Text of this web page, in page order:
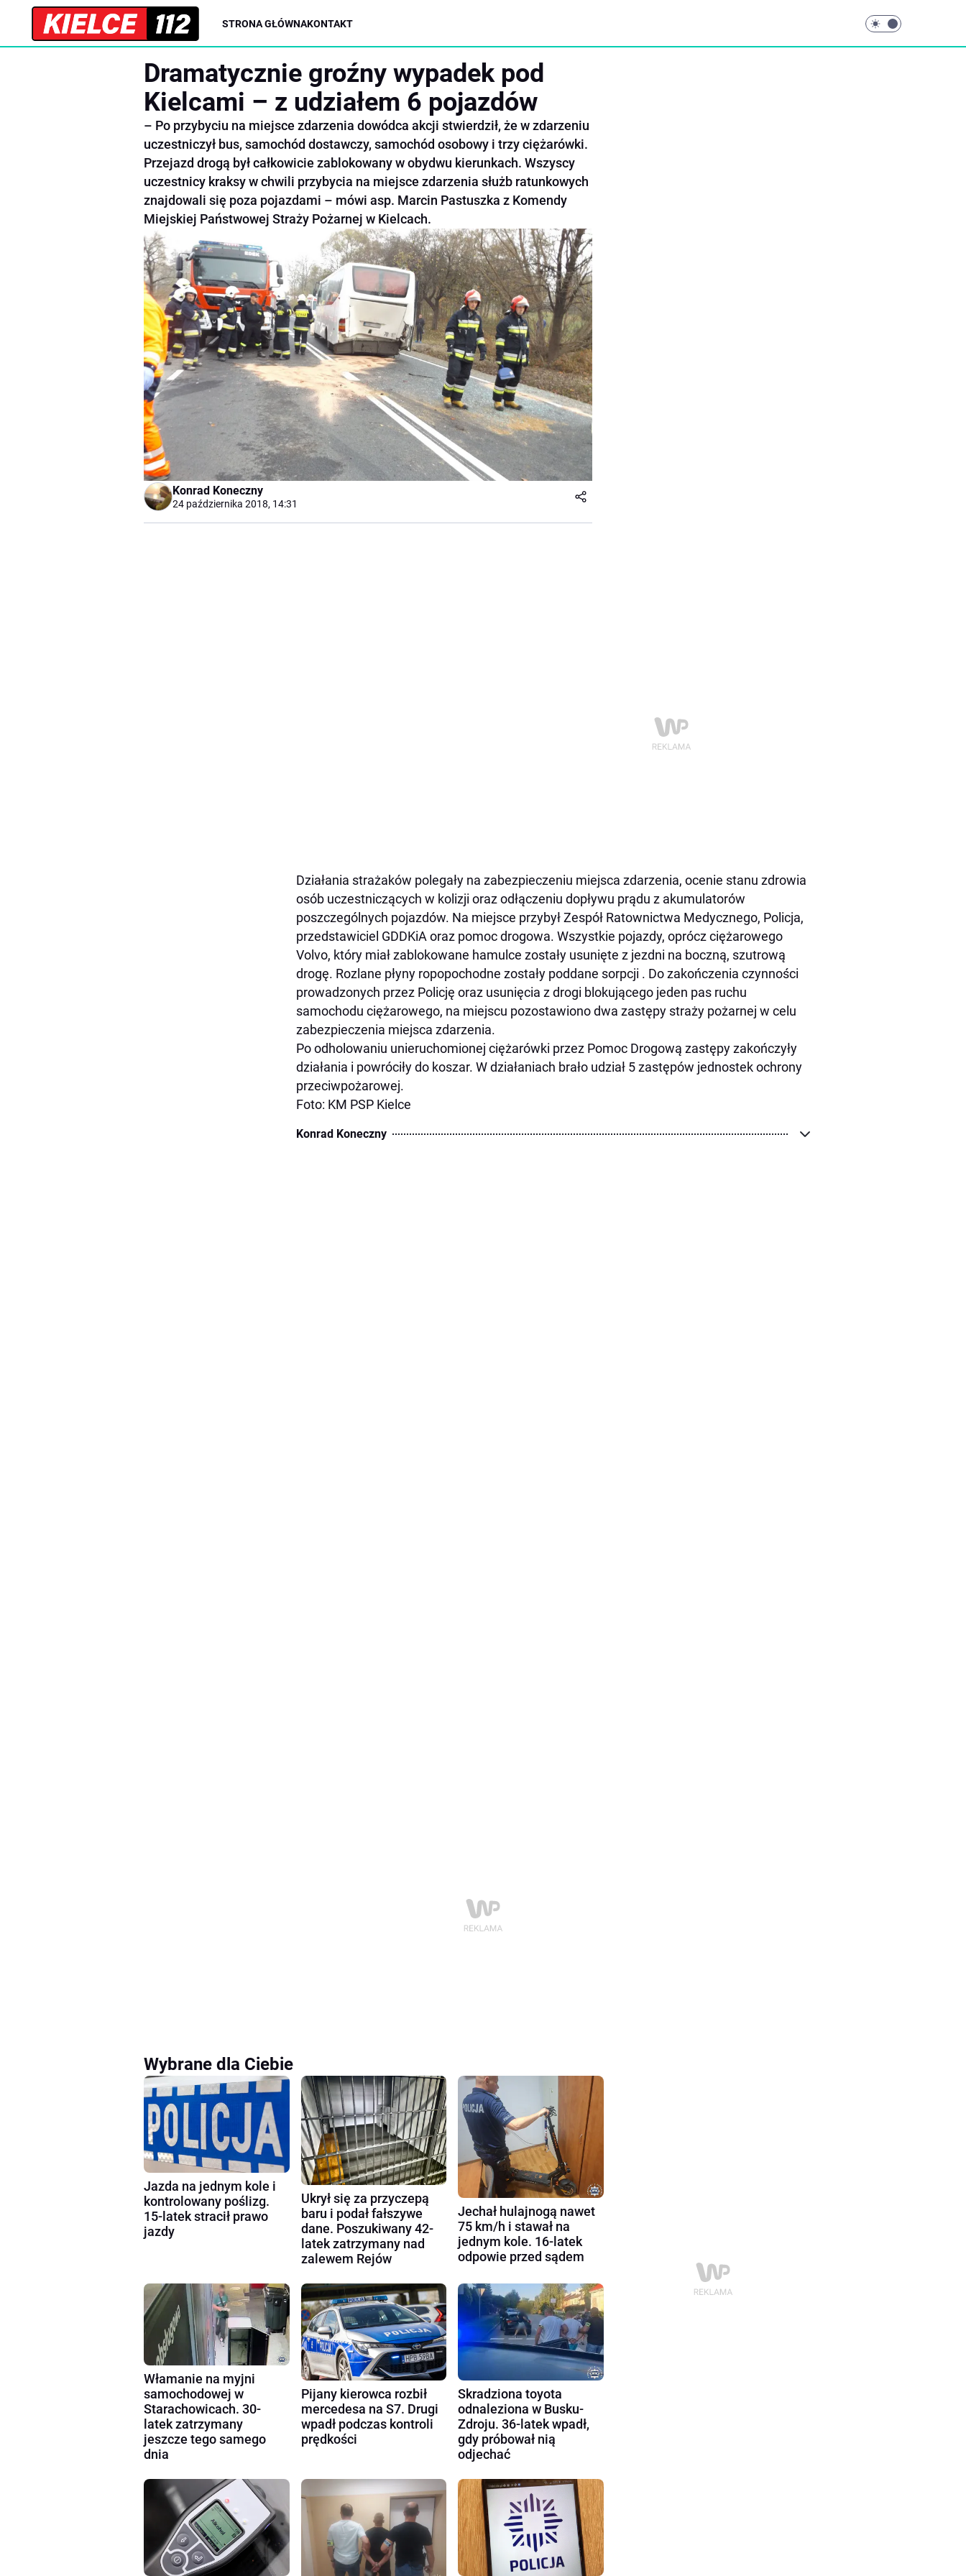
STRONA GŁÓWNAKONTAKT
Dramatycznie groźny wypadek pod
Kielcami – z udziałem 6 pojazdów
– Po przybyciu na miejsce zdarzenia dowódca akcji stwierdził, że w zdarzeniu
uczestniczył bus, samochód dostawczy, samochód osobowy i trzy ciężarówki.
Przejazd drogą był całkowicie zablokowany w obydwu kierunkach. Wszyscy
uczestnicy kraksy w chwili przybycia na miejsce zdarzenia służb ratunkowych
znajdowali się poza pojazdami – mówi asp. Marcin Pastuszka z Komendy
Miejskiej Państwowej Straży Pożarnej w Kielcach.
Konrad Koneczny
24 października 2018, 14:31
Działania strażaków polegały na zabezpieczeniu miejsca zdarzenia, ocenie stanu zdrowia
osób uczestniczących w kolizji oraz odłączeniu dopływu prądu z akumulatorów
poszczególnych pojazdów. Na miejsce przybył Zespół Ratownictwa Medycznego, Policja,
przedstawiciel GDDKiA oraz pomoc drogowa. Wszystkie pojazdy, oprócz ciężarowego
Volvo, który miał zablokowane hamulce zostały usunięte z jezdni na boczną, szutrową
drogę. Rozlane płyny ropopochodne zostały poddane sorpcji . Do zakończenia czynności
prowadzonych przez Policję oraz usunięcia z drogi blokującego jeden pas ruchu
samochodu ciężarowego, na miejscu pozostawiono dwa zastępy straży pożarnej w celu
zabezpieczenia miejsca zdarzenia.
Po odholowaniu unieruchomionej ciężarówki przez Pomoc Drogową zastępy zakończyły
działania i powróciły do koszar. W działaniach brało udział 5 zastępów jednostek ochrony
przeciwpożarowej.
Foto: KM PSP Kielce
Konrad Koneczny
Wybrane dla Ciebie
Jazda na jednym kole i
kontrolowany poślizg.
15-latek stracił prawo
jazdy
Ukrył się za przyczepą
baru i podał fałszywe
dane. Poszukiwany 42-
latek zatrzymany nad
zalewem Rejów
Jechał hulajnogą nawet
75 km/h i stawał na
jednym kole. 16-latek
odpowie przed sądem
Włamanie na myjni
samochodowej w
Starachowicach. 30-
latek zatrzymany
jeszcze tego samego
dnia
Pijany kierowca rozbił
mercedesa na S7. Drugi
wpadł podczas kontroli
prędkości
Skradziona toyota
odnaleziona w Busku-
Zdroju. 36-latek wpadł,
gdy próbował nią
odjechać